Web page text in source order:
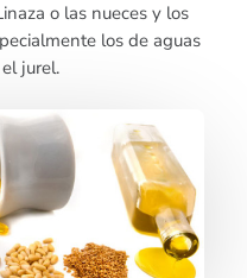
o las nueces y los
los de aguas
jurel.